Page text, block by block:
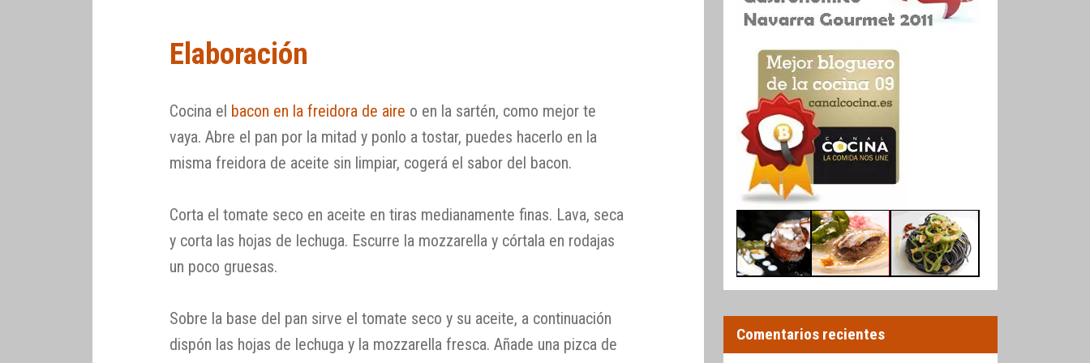
Elaboración
Cocina el bacon en la freidora de aire o en la sartén, como mejor te
vaya. Abre el pan por la mitad y ponlo a tostar, puedes hacerlo en la
misma freidora de aceite sin limpiar, cogerá el sabor del bacon.
Corta el tomate seco en aceite en tiras medianamente finas. Lava, seca
y corta las hojas de lechuga. Escurre la mozzarella y córtala en rodajas
un poco gruesas.
Sobre la base del pan sirve el tomate seco y su aceite, a continuación
dispón las hojas de lechuga y la mozzarella fresca. Añade una pizca de
Comentarios recientes